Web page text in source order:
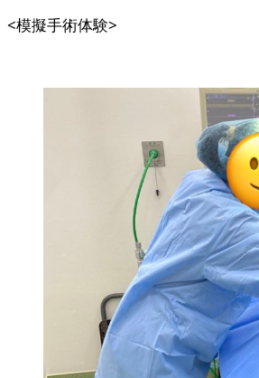
<模擬手術体験>